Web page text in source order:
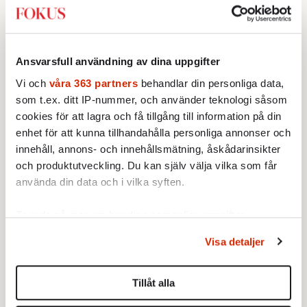
Ansvarsfull användning av dina uppgifter
Vi och våra 363 partners behandlar din personliga data,
som t.ex. ditt IP-nummer, och använder teknologi såsom
cookies för att lagra och få tillgång till information på din
enhet för att kunna tillhandahålla personliga annonser och
innehåll, annons- och innehållsmätning, åskådarinsikter
och produktutveckling. Du kan själv välja vilka som får
använda din data och i vilka syften.
Ta reda på mer om hur dina personliga uppgifter
Du kan ändra eller dra tillbaka ditt samtycke när som
helst från cookie-förklaringen.
Vi använder enhetsidentifierare för att anpassa innehållet
Visa detaljer
Tillåt alla
Förföljelsen
hantera förföljelsen av landets
genomfört flera luftattacker mot
milisen.
STICKET
Jonathan Norström:Vad gör vi om
polisen inte kan skydda oss?
Brottsstatistiken må visa att
samhället har blivit tryggare,
men är siffrorna tillförlitliga om
många inte ser meningen i att
Merit Wager:Ord har betydelse –
Att flera medier och politiker
urholkar begreppets skyddsvärde
för dem som faktiskt flyr krig
STICKET